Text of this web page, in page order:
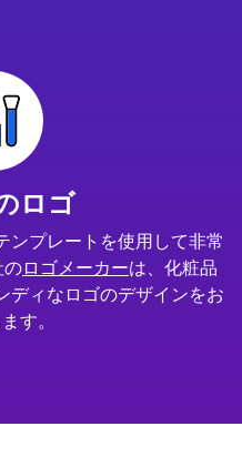
ロゴ
ンプレートを使用して非常
のロゴメーカーは、化粧品
ディなロゴのデザインをお
す。